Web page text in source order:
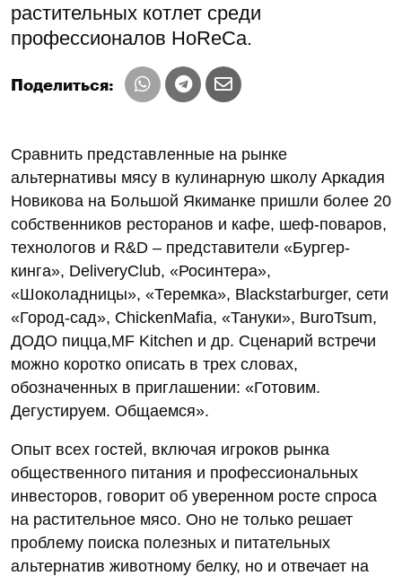
растительных котлет среди
профессионалов HoReCa.
Поделиться:
Сравнить представленные на рынке
альтернативы мясу в кулинарную школу Аркадия
Новикова на Большой Якиманке пришли более 20
собственников ресторанов и кафе, шеф-поваров,
технологов и R&D – представители «Бургер-
кинга», DeliveryClub, «Росинтера»,
«Шоколадницы», «Теремка», Blackstarburger, сети
«Город-сад», ChickenMafia, «Тануки», BuroTsum,
ДОДО пицца,MF Kitchen и др. Сценарий встречи
можно коротко описать в трех словах,
обозначенных в приглашении: «Готовим.
Дегустируем. Общаемся».
Опыт всех гостей, включая игроков рынка
общественного питания и профессиональных
инвесторов, говорит об уверенном росте спроса
на растительное мясо. Оно не только решает
проблему поиска полезных и питательных
альтернатив животному белку, но и отвечает на